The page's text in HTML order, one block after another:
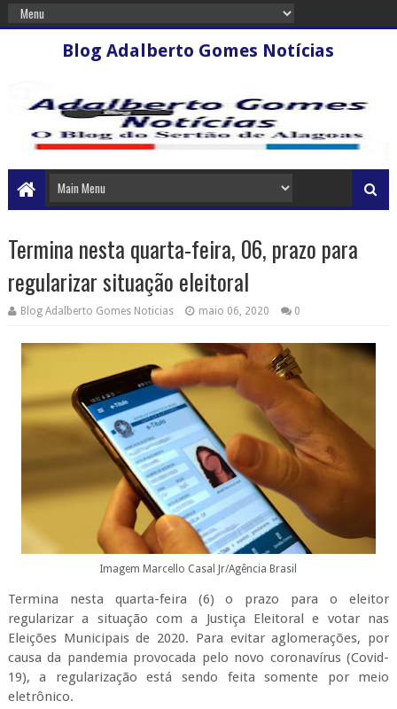
Blog Adalberto Gomes Notícias
Termina nesta quarta-feira, 06, prazo para
regularizar situação eleitoral
Blog Adalberto Gomes Noticias maio 06, 2020 0
Imagem Marcello Casal Jr/Agência Brasil
Termina nesta quarta-feira (6) o prazo para o eleitor
regularizar a situação com a Justiça Eleitoral e votar nas
Eleições Municipais de 2020. Para evitar aglomerações, por
causa da pandemia provocada pelo novo coronavírus (Covid-
19), a regularização está sendo feita somente por meio
eletrônico.